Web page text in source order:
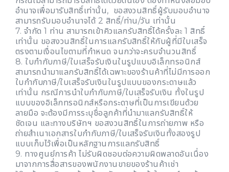
อำนาจเพื่อมารับสิทธิ์เท่านั้น, ขอสงวนสิทธิ์ผู้รับมอบอำนาจ
สามารถรับมอบอำนาจได้ 2 สิทธิ์/ท่าน/วัน เท่านั้น
7. จำกัด 1 ท่าน สามารถเข้าคิวแลกรับสิทธิ์ได้ครั้งละ 1 สิทธิ์
เท่านั้น ขอสงวนสิทธิ์ในการแลกรับสิทธิ์ให้กับผู้ที่มีใบเสร็จ
ตรงตามเงื่อนไขตามที่กำหนด จนกว่าจะครบจำนวนสิทธิ์
8. ใบกำกับภาษี/ใบเสร็จรับเงินในรูปแบบอิเล็กทรอนิกส์
สามารถนำมาแลกรับสิทธิ์ได้เฉพาะของร้านค้าที่ไม่มีการออก
ใบกำกับภาษี/ใบเสร็จรับเงินในรูปแบบของกระดาษแล้ว
เท่านั้น กรณีการนำใบกำกับภาษี/ใบเสร็จรับเงิน ทั้งในรูป
แบบของอิเล็กทรอนิกส์หรือกระดาษที่เป็นการเขียนด้วย
ลายมือ จะต้องมีการระบุชื่อลูกค้าที่นำมาแลกรับสิทธิ์ให้
ชัดเจน และทางบริษัทฯ ขอสงวนสิทธิ์ในการถ่ายภาพ หรือ
ถ่ายสำเนาเอกสารใบกำกับภาษี/ใบเสร็จรับเงินทั้งสองรูป
แบบเก็บไว้เพื่อเป็นหลักฐานการแลกรับสิทธิ์
9. ทางศูนย์การค้า ไม่รับผิดชอบต่อความผิดพลาดอันเนื่อง
มาจากการสื่อสารของพนักงานขายของร้านค้าเช่า